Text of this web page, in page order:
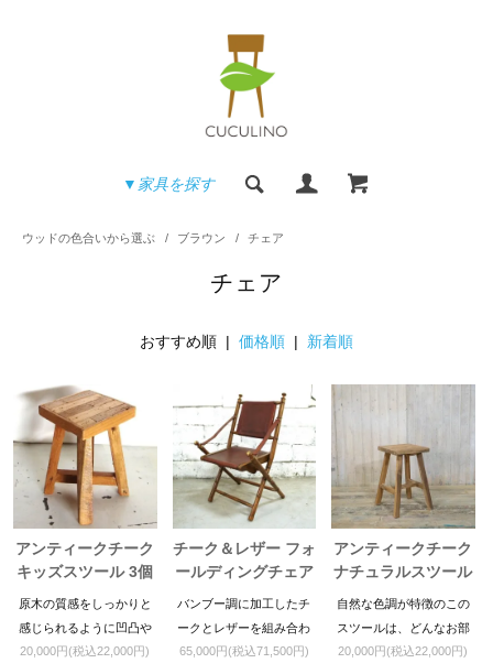
▼家具を探す
ウッドの色合いから選ぶ / ブラウン / チェア
チェア
おすすめ順 | 価格順 | 新着順
アンティークチーク
キッズスツール 3個
セット
原木の質感をしっかりと
感じられるように凹凸や
削れた跡などもそのまま
20,000円(税込22,000円)
チーク＆レザー フォ
ールディングチェア
バンブー調に加工したチ
ークとレザーを組み合わ
せたフォールディングチ
65,000円(税込71,500円)
アンティークチーク
ナチュラルスツール
自然な色調が特徴のこの
スツールは、どんなお部
屋にも馴染みます
20,000円(税込22,000円)